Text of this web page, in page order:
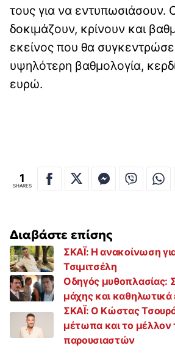
τους για να εντυπωσιάσουν.
δοκιμάζουν, κρίνουν και
εκείνος που θα
υψηλότερη βαθμολογία,
ευρώ.
1
SHARES
Διαβάστε επίσης
ΣΚΑΪ: Η ανακοίνωση
Τσιμιτσέλη
Οδηγός μυθοπλασίας:
μάχης και καθηλωτικά
ΣΚΑΪ: Ο Κώστας
μέτωπα και το
παρουσιαστών